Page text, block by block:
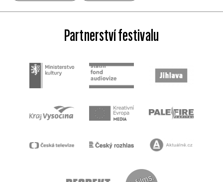
Partnerství festivalu